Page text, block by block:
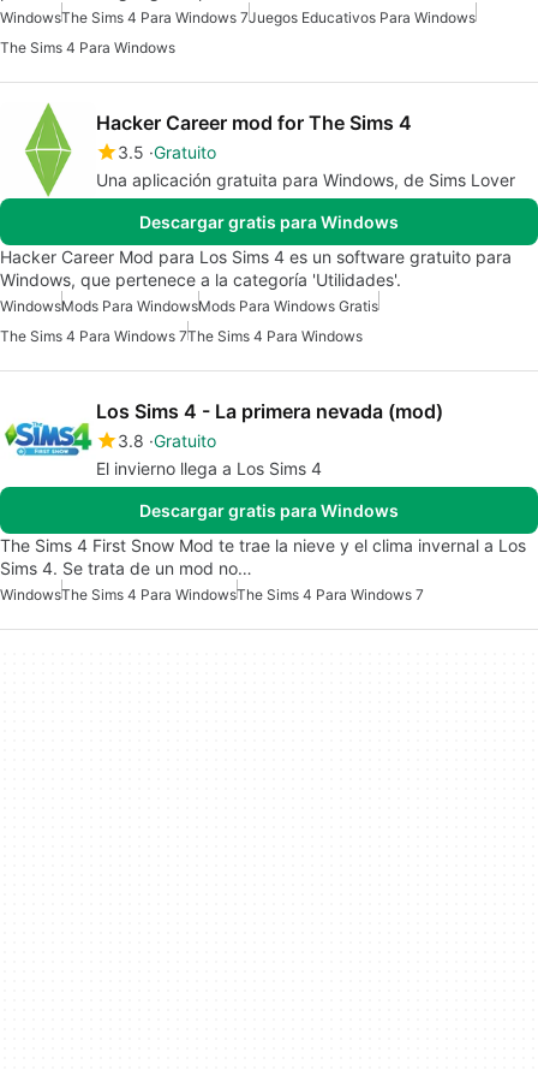
WindowsThe Sims 4 Para Windows 7Juegos Educativos Para Windows
The Sims 4 Para Windows
Hacker Career mod for The Sims 4
3.5 Gratuito
Una aplicación gratuita para Windows, de Sims Lover
Descargar gratis para Windows
Hacker Career Mod para Los Sims 4 es un software gratuito para
Windows, que pertenece a la categoría 'Utilidades'.
WindowsMods Para WindowsMods Para Windows Gratis
The Sims 4 Para Windows 7The Sims 4 Para Windows
Los Sims 4 - La primera nevada (mod)
3.8 Gratuito
El invierno llega a Los Sims 4
Descargar gratis para Windows
The Sims 4 First Snow Mod te trae la nieve y el clima invernal a Los
Sims 4. Se trata de un mod no…
WindowsThe Sims 4 Para WindowsThe Sims 4 Para Windows 7